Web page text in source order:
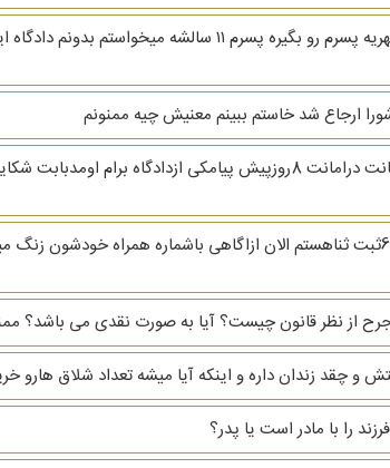
سلام من در حال جدا شدن از خانمم ولی خانمم میخواد با استفاده
ارجاع شد خاستم ببینم معنیش چیه ممنونم
سلام من پرونده دارم تودادسراپیام اومده که پروندتون ارجاع شدشعبه 6ثبت ثناهستم الان
از نظر قانون چیست؟ آیا به صورت نقدی می باشد؟
چقد زندان داره و اینکه آیا میشه تعداد شلاق هارو
را با مادر است یا پدر؟